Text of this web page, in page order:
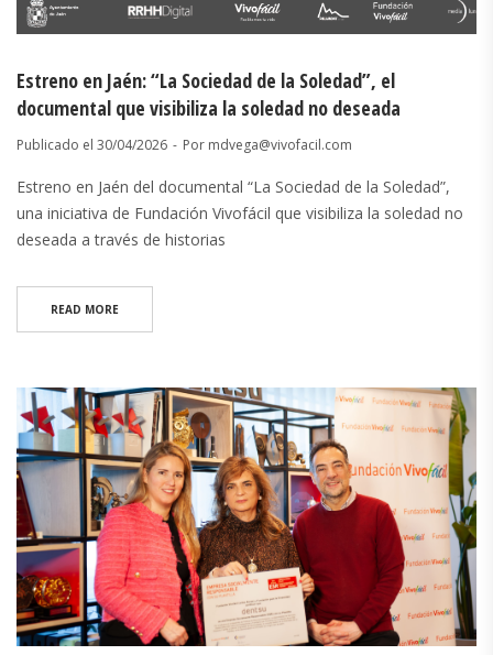
Estreno en Jaén: “La Sociedad de la Soledad”, el
documental que visibiliza la soledad no deseada
Publicado el 30/04/2026 Por mdvega@vivofacil.com
Estreno en Jaén del documental “La Sociedad de la Soledad”,
una iniciativa de Fundación Vivofácil que visibiliza la soledad no
deseada a través de historias
READ MORE